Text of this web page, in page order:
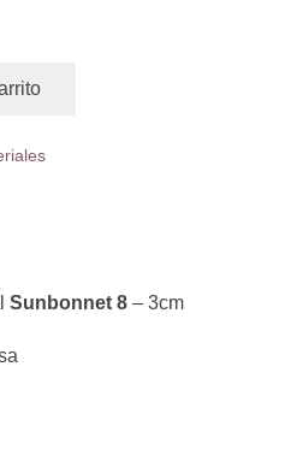
Sunbonnet 8 – 3cm